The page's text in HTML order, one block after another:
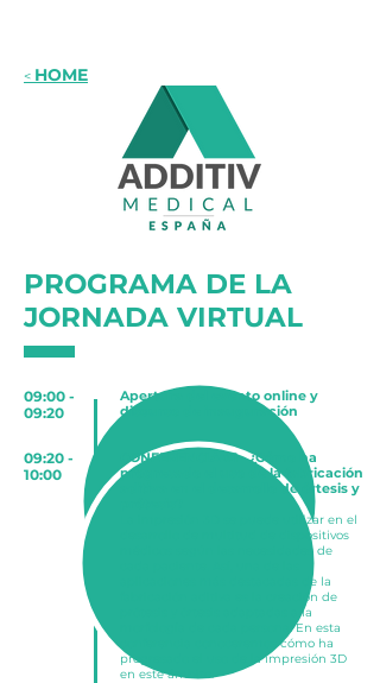
< HOME
PROGRAMA DE LA
JORNADA VIRTUAL
09:00 -
09:20
09:20 -
10:00
Apertura del evento online y
discurso de inauguración
CONFERENCIA #1 - ¿Cómo ha
progresado el uso de la fabricación
aditiva en el desarrollo de órtesis y
La impresión 3D se puede utilizar en el
sarrollo de multitud de dispositivos
según las necesidades de
aplicaciones más destacadas de la
fabricación aditiva es la creación de
prótesis y órtesis adaptadas a la
morfología de cada persona. En esta
conferencia conoceremos cómo ha
progresado el uso de la impresión 3D
en este ámbito.